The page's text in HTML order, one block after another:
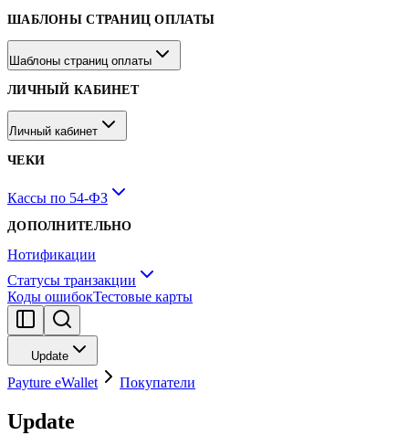
ШАБЛОНЫ СТРАНИЦ ОПЛАТЫ
Шаблоны страниц оплаты
ЛИЧНЫЙ КАБИНЕТ
Личный кабинет
ЧЕКИ
Кассы по 54-ФЗ
ДОПОЛНИТЕЛЬНО
Нотификации
Статусы транзакции
Коды ошибокТестовые карты
Update
Payture eWallet Покупатели
Update